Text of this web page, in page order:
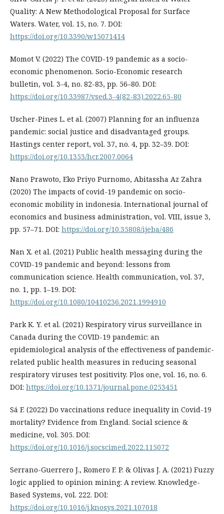
Quality: A New Methodological Proposal for Surface
Waters. Water, vol. 15, no. 7. DOI:
https://doi.org/10.3390/w15071414
Momot V. (2022) The COVID-19 pandemic as a socio-
economic phenomenon. Socio-Economic research
bulletin, vol. 3-4, no. 82-83, pp. 56–80. DOI:
https://doi.org/10.33987/vsed.3-4(82-83).2022.65-80
Uscher-Pines L. et al. (2007) Planning for an influenza
pandemic: social justice and disadvantaged groups.
Hastings center report, vol. 37, no. 4, pp. 32–39. DOI:
https://doi.org/10.1353/hcr.2007.0064
Nano Prawoto, Eko Priyo Purnomo, Abitassha Az Zahra
(2020) The impacts of covid-19 pandemic on socio-
economic mobility in indonesia. International journal of
economics and business administration, vol. VIII, issue 3,
pp. 57–71. DOI: https://doi.org/10.35808/ijeba/486
Nan X. et al. (2021) Public health messaging during the
COVID-19 pandemic and beyond: lessons from
communication science. Health communication, vol. 37,
no. 1, pp. 1–19. DOI:
https://doi.org/10.1080/10410236.2021.1994910
Park K. Y. et al. (2021) Respiratory virus surveillance in
Canada during the COVID-19 pandemic: an
epidemiological analysis of the effectiveness of pandemic-
related public health measures in reducing seasonal
respiratory viruses test positivity. Plos one, vol. 16, no. 6.
DOI: https://doi.org/10.1371/journal.pone.0253451
Sá F. (2022) Do vaccinations reduce inequality in Covid-19
mortality? Evidence from England. Social science &
medicine, vol. 305. DOI:
https://doi.org/10.1016/j.socscimed.2022.115072
Serrano-Guerrero J., Romero F. P. & Olivas J. A. (2021) Fuzzy
logic applied to opinion mining: A review. Knowledge-
Based Systems, vol. 222. DOI:
https://doi.org/10.1016/j.knosys.2021.107018